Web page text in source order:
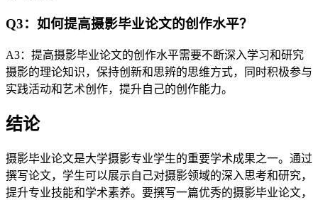
Q3：如何提高摄影毕业论文的创作水平？
A3：提高摄影毕业论文的创作水平需要不断深入学习和研究
摄影的理论知识，保持创新和思辨的思维方式，同时积极参与
实践活动和艺术创作，提升自己的创作能力。
结论
摄影毕业论文是大学摄影专业学生的重要学术成果之一。通过
撰写论文，学生可以展示自己对摄影领域的深入思考和研究，
提升专业技能和学术素养。要撰写一篇优秀的摄影毕业论文，